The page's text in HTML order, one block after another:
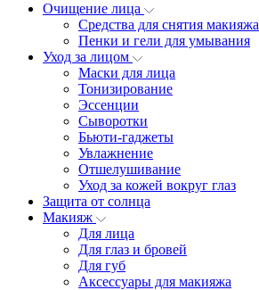
Очищение лица
Средства для снятия макияжа
Пенки и гели для умывания
Уход за лицом
Маски для лица
Тонизирование
Эссенции
Сыворотки
Бьюти-гаджеты
Увлажнение
Отшелушивание
Уход за кожей вокруг глаз
Защита от солнца
Макияж
Для лица
Для глаз и бровей
Для губ
Аксессуары для макияжа